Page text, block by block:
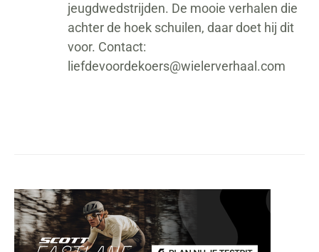
jeugdwedstrijden. De mooie verhalen die
achter de hoek schuilen, daar doet hij dit
voor. Contact:
liefdevoordekoers@wielerverhaal.com